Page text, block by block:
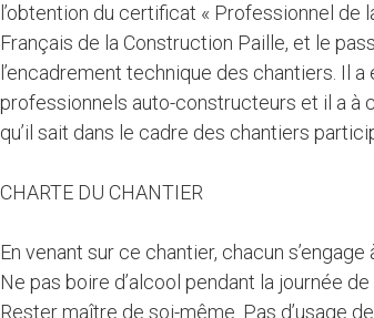
l’obtention du certificat « Professionnel
Français de la Construction Paille, et le
l’encadrement technique des chantiers. Il
professionnels auto-constructeurs et il a
qu’il sait dans le cadre des chantiers
CHARTE DU CHANTIER
En venant sur ce chantier, chacun
Ne pas boire d’alcool pendant la journée
Rester maître de soi-même. Pas d’usage